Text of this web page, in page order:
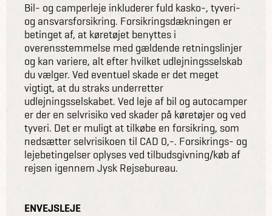
Bil- og camperleje inkluderer fuld kasko-, tyveri-
og ansvarsforsikring. Forsikringsdækningen er
betinget af, at køretøjet benyttes i
overensstemmelse med gældende retningslinjer
og kan variere, alt efter hvilket udlejningsselskab
du vælger. Ved eventuel skade er det meget
vigtigt, at du straks underretter
udlejningsselskabet. Ved leje af bil og autocamper
er der en selvrisiko ved skader på køretøjer og ved
tyveri. Det er muligt at tilkøbe en forsikring, som
nedsætter selvrisikoen til CAD 0,-. Forsikrings- og
lejebetingelser oplyses ved tilbudsgivning/køb af
rejsen igennem Jysk Rejsebureau.
ENVEJSLEJE